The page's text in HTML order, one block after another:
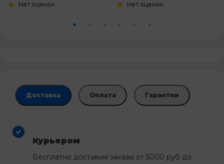
Нет оценок Нет оценок
Доставка Оплата Гарантии
Курьером
Бесплатно доставим заказы от 5000 руб до